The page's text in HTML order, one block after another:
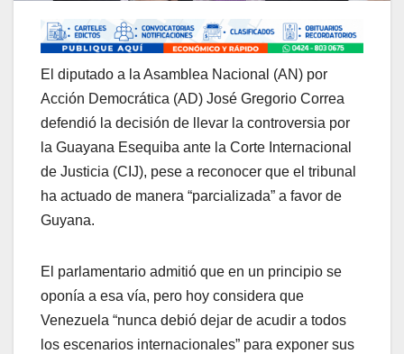
El diputado a la Asamblea Nacional (AN) por
Acción Democrática (AD) José Gregorio Correa
defendió la decisión de llevar la controversia por
la Guayana Esequiba ante la Corte Internacional
de Justicia (CIJ), pese a reconocer que el tribunal
ha actuado de manera “parcializada” a favor de
Guyana.
El parlamentario admitió que en un principio se
oponía a esa vía, pero hoy considera que
Venezuela “nunca debió dejar de acudir a todos
los escenarios internacionales” para exponer sus